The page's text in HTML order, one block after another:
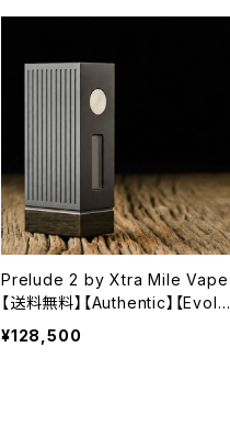
Prelude 2 by Xtra Mile Vape
【送料無料】【Authentic】【Evolv
DNA60 Chipset Escribe】【1 x 1
8650】【black PVD polished】
¥128,500